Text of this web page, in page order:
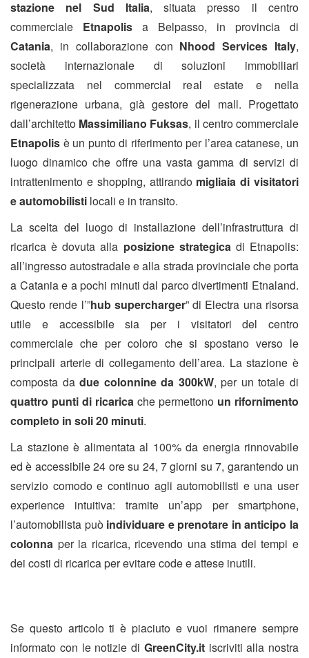
stazione nel Sud Italia, situata presso il centro
commerciale Etnapolis a Belpasso, in provincia di
Catania, in collaborazione con Nhood Services Italy,
società internazionale di soluzioni immobiliari
specializzata nel commercial real estate e nella
rigenerazione urbana, già gestore del mall. Progettato
dall’architetto Massimiliano Fuksas, il centro commerciale
Etnapolis è un punto di riferimento per l’area catanese, un
luogo dinamico che offre una vasta gamma di servizi di
intrattenimento e shopping, attirando migliaia di visitatori
e automobilisti locali e in transito.
La scelta del luogo di installazione dell’infrastruttura di
ricarica è dovuta alla posizione strategica di Etnapolis:
all’ingresso autostradale e alla strada provinciale che porta
a Catania e a pochi minuti dal parco divertimenti Etnaland.
Questo rende l’”hub supercharger” di Electra una risorsa
utile e accessibile sia per i visitatori del centro
commerciale che per coloro che si spostano verso le
principali arterie di collegamento dell’area. La stazione è
composta dadue colonnine da 300kW, per un totale di
quattro punti di ricarica che permettono un rifornimento
completo in soli 20 minuti.
La stazione è alimentata al 100% da energia rinnovabile
ed è accessibile 24 ore su 24, 7 giorni su 7, garantendo un
servizio comodo e continuo agli automobilisti e una user
experience intuitiva: tramite un’app per smartphone,
l’automobilista può individuare e prenotare in anticipo la
colonna per la ricarica, ricevendo una stima dei tempi e
dei costi di ricarica per evitare code e attese inutili.
Se questo articolo ti è piaciuto e vuoi rimanere sempre
informato con le notizie di GreenCity.itiscriviti alla nostra